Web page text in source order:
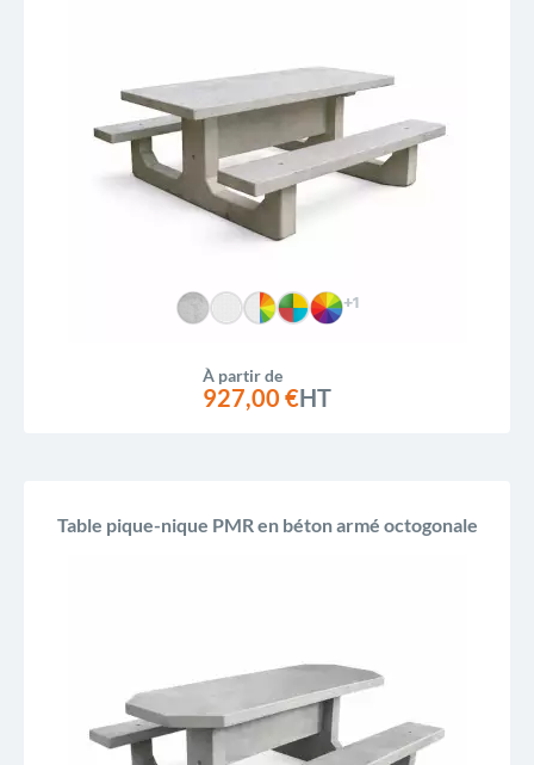
+1
À partir de
927,00 €HT
Table pique-nique PMR en béton armé octogonale